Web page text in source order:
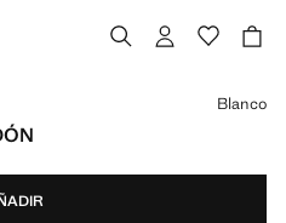
Blanco